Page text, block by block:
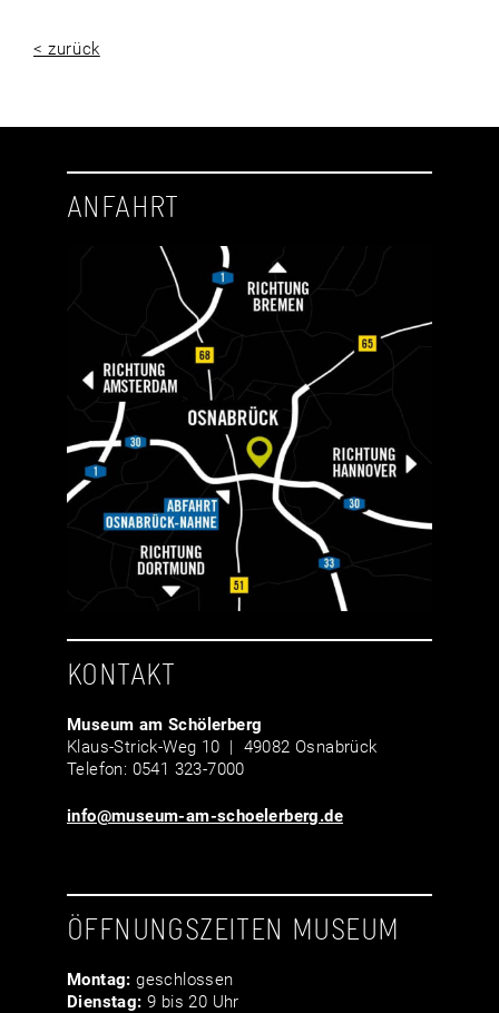
< zurück
ANFAHRT
KONTAKT
Museum am Schölerberg
Klaus-Strick-Weg 10 | 49082 Osnabrück
Telefon: 0541 323-7000
info@museum-am-schoelerberg.de
ÖFFNUNGSZEITEN MUSEUM
Montag: geschlossen
Dienstag: 9 bis 20 Uhr